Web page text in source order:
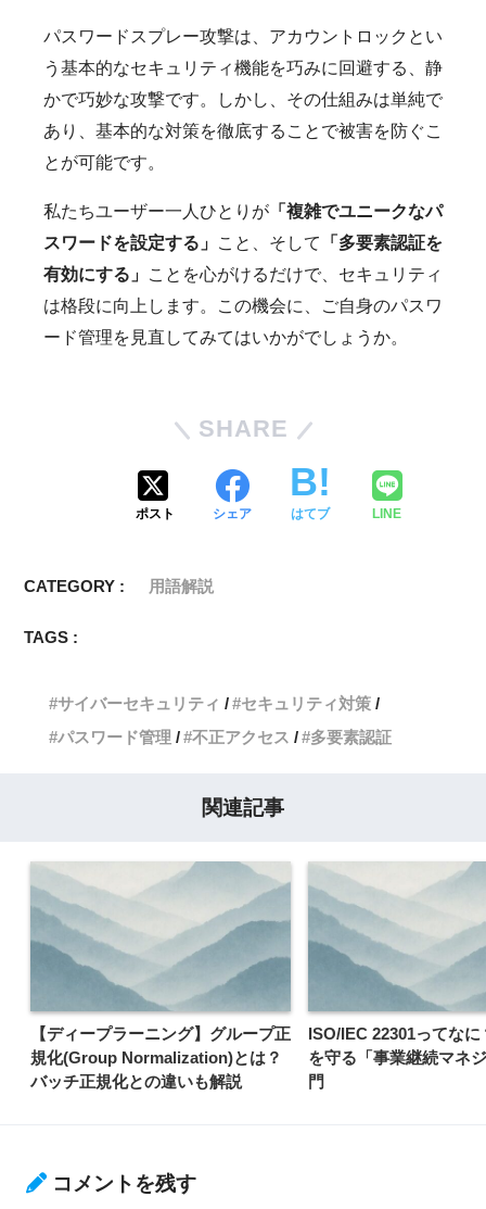
パスワードスプレー攻撃は、アカウントロックとい
う基本的なセキュリティ機能を巧みに回避する、静
かで巧妙な攻撃です。しかし、その仕組みは単純で
あり、基本的な対策を徹底することで被害を防ぐこ
とが可能です。
私たちユーザー一人ひとりが 「複雑でユニークなパ
スワードを設定する」 こと、そして
「多要素認証を
有効にする」 ことを心がけるだけで、セキュリティ
は格段に向上します。この機会に、ご自身のパスワ
ード管理を見直してみてはいかがでしょうか。
SHARE
ポスト シェア はてブ LINE
CATEGORY : 用語解説
TAGS :
サイバーセキュリティ
セキュリティ対策
パスワード管理
不正アクセス 多要素認証
関連記事
【ディープラーニング】グループ正
規化(Group Normalization)とは？
バッチ正規化との違いも解説
ISO/IEC 22301ってな
を守る「事業継続マネ
門
コメントを残す